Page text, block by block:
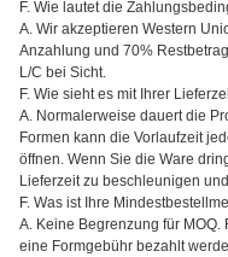
F. Wie lautet die
A. Wir akzeptieren Western
Anzahlung und 70%
L/C bei Sicht.
F. Wie sieht es mit Ihrer
A. Normalerweise dauert die
Formen kann die Vorlaufzeit
öffnen. Wenn Sie die Ware
Lieferzeit zu beschleunigen
F. Was ist Ihre
A. Keine Begrenzung für
eine Formgebühr bezahlt